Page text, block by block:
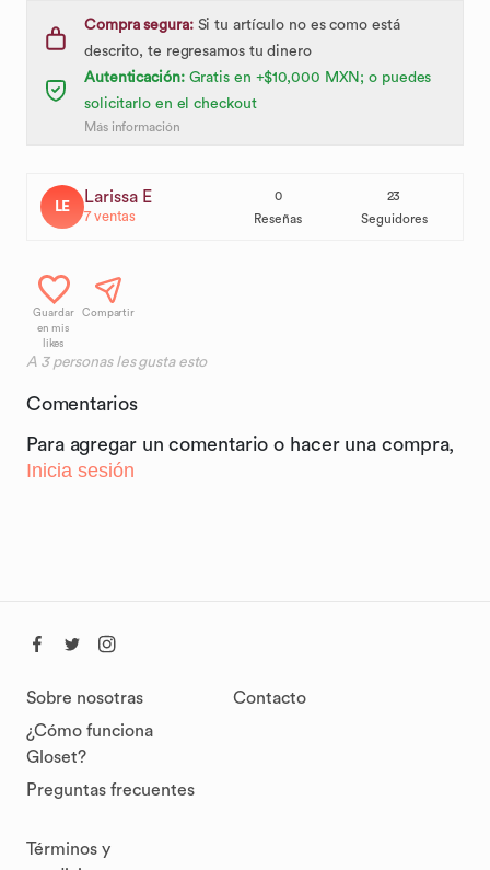
Compra segura:Si tu artículo no es como está
descrito, te regresamos tu dinero
Autenticación:Gratis en +$10,000 MXN; o puedes
solicitarlo en el checkout
Más información
LE Larissa E
7ventas
0
Reseñas
23
Seguidores
Guardar
en mis
likes
Compartir
A 3personas les gusta esto
Comentarios
Para agregar un comentario o hacer una compra,
Inicia sesión
Sobre nosotras
¿Cómo funciona
Gloset?
Preguntas frecuentes
Contacto
Términos y